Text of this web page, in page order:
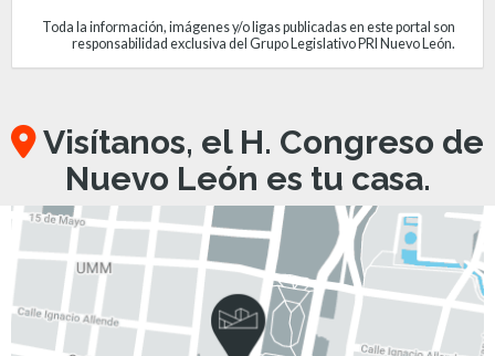
Toda la información, imágenes y/o ligas publicadas en este portal son
responsabilidad exclusiva del Grupo Legislativo PRI Nuevo León.
Visítanos, el H. Congreso de
Nuevo León es tu casa.